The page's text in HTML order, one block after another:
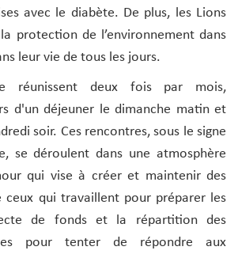
avec le diabète. De plus, les Lions
la protection de l’environnement dans
leur vie de tous les jours.
réunissent deux fois par mois,
d'un déjeuner le dimanche matin et
soir. Ces rencontres, sous le signe
se déroulent dans une atmosphère
qui vise à créer et maintenir des
ceux qui travaillent pour préparer les
de fonds et la répartition des
pour tenter de répondre aux